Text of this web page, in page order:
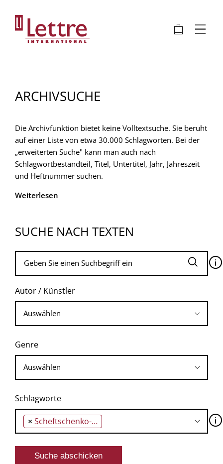
Inhalt
🛍 ⋮
ARCHIVSUCHE
Die Archivfunktion bietet keine Volltextsuche. Sie beruht
auf einer Liste von etwa 30.000 Schlagworten. Bei der
„erweiterten Suche" kann man auch nach
Schlagwortbestandteil, Titel, Untertitel, Jahr, Jahreszeit
und Heftnummer suchen.
Weiterlesen
SUCHE NACH TEXTEN
🛈
Autor / Künstler
Genre
Schlagworte
× Scheftschenko-Universität 🛈